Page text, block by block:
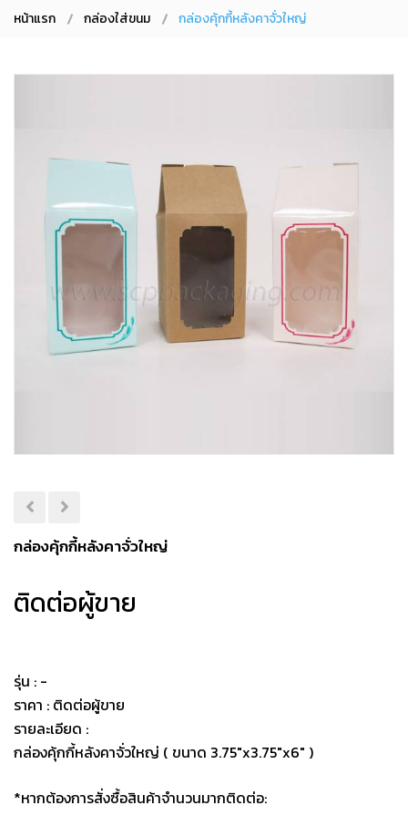
หน้าแรก กล่องใส่ขนม กล่องคุ้กกี้หลังคาจั่วใหญ่
กล่องคุ้กกี้หลังคาจั่วใหญ่
ติดต่อผู้ขาย
รุ่น : -
ราคา : ติดต่อผู้ขาย
รายละเอียด :
กล่องคุ้กกี้หลังคาจั่วใหญ่ ( ขนาด 3.75"x3.75"x6" )
*หากต้องการสั่งซื้อสินค้าจำนวนมากติดต่อ: